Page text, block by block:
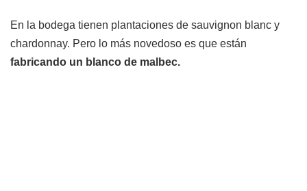
En la bodega tienen plantaciones de sauvignon blanc y
chardonnay. Pero lo más novedoso es que están
fabricando un blanco de malbec.